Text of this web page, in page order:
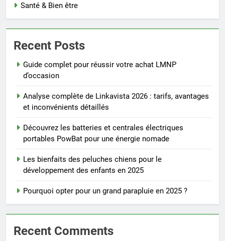
Santé & Bien être
Recent Posts
Guide complet pour réussir votre achat LMNP
d’occasion
Analyse complète de Linkavista 2026 : tarifs, avantages
et inconvénients détaillés
Découvrez les batteries et centrales électriques
portables PowBat pour une énergie nomade
Les bienfaits des peluches chiens pour le
développement des enfants en 2025
Pourquoi opter pour un grand parapluie en 2025 ?
Recent Comments